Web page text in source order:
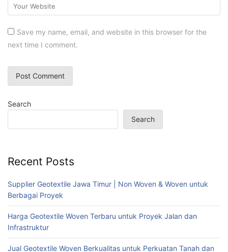
Save my name, email, and website in this browser for the
next time I comment.
Search
Search
Recent Posts
Supplier Geotextile Jawa Timur | Non Woven & Woven untuk
Berbagai Proyek
Harga Geotextile Woven Terbaru untuk Proyek Jalan dan
Infrastruktur
Jual Geotextile Woven Berkualitas untuk Perkuatan Tanah dan